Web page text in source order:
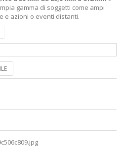
gamma di soggetti come ampi
e azioni o eventi distanti.